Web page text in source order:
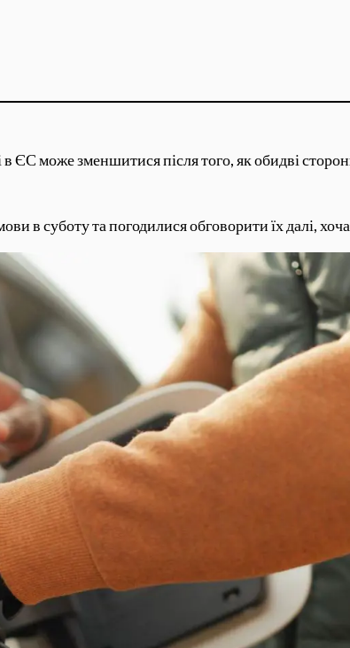
в ЄС може зменшитися після того, як обидві
в суботу та погодилися обговорити їх далі,